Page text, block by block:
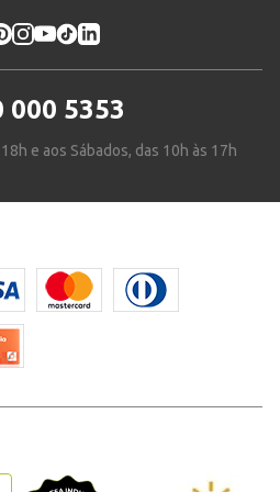
000 5353
e aos Sábados, das 10h às 17h